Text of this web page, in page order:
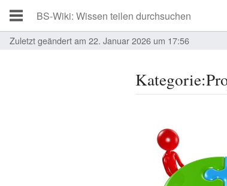
Zuletzt geändert am 22. Januar 2026 um 17:56